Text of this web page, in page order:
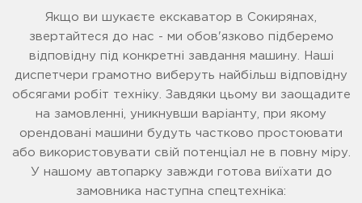
Якщо ви шукаєте екскаватор в Сокирянах,
звертайтеся до нас - ми обов'язково підберемо
відповідну під конкретні завдання машину. Наші
диспетчери грамотно виберуть найбільш відповідну
обсягами робіт техніку. Завдяки цьому ви заощадите
на замовленні, уникнувши варіанту, при якому
орендовані машини будуть частково простоювати
або використовувати свій потенціал не в повну міру.
У нашому автопарку завжди готова виїхати до
замовника наступна спецтехніка: